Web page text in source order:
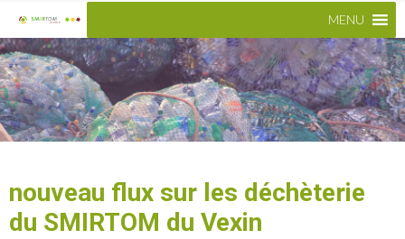
MENU
nouveau flux sur les déchèterie
du SMIRTOM du Vexin